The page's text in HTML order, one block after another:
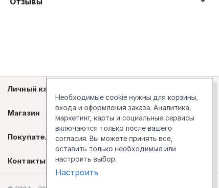
Личный кабинет
Магазин
Покупателям
Контакты
Необходимые cookie нужны для корзины,
входа и оформления заказа. Аналитика,
маркетинг, карты и социальные сервисы
включаются только после вашего
согласия. Вы можете принять все,
оставить только необходимые или
настроить выбор.
Настроить